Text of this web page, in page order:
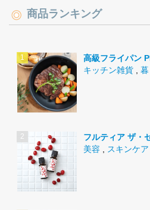
商品ランキング
高級フライパン
キッチン雑貨
暮
フルティア ザ・
美容
スキンケア